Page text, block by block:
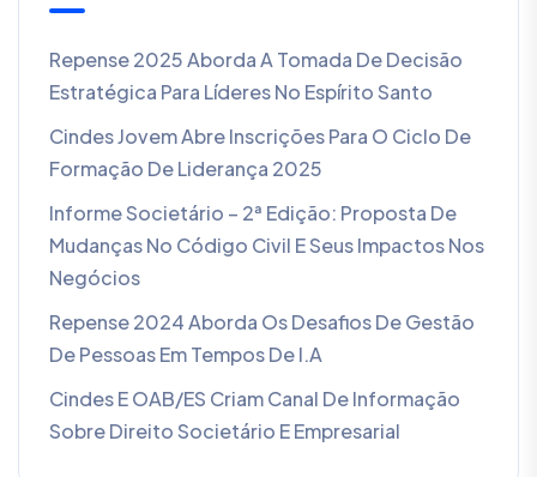
Repense 2025 Aborda A Tomada De Decisão
Estratégica Para Líderes No Espírito Santo
Cindes Jovem Abre Inscrições Para O Ciclo De
Formação De Liderança 2025
Informe Societário – 2ª Edição: Proposta De
Mudanças No Código Civil E Seus Impactos Nos
Negócios
Repense 2024 Aborda Os Desafios De Gestão
De Pessoas Em Tempos De I.A
Cindes E OAB/ES Criam Canal De Informação
Sobre Direito Societário E Empresarial